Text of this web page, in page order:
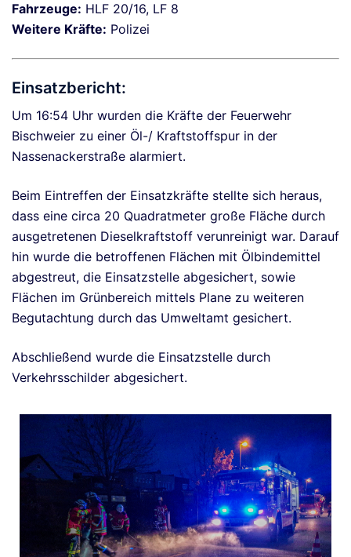
Fahrzeuge: HLF 20/16, LF 8
Weitere Kräfte: Polizei
Einsatzbericht:
Um 16:54 Uhr wurden die Kräfte der Feuerwehr
Bischweier zu einer Öl-/ Kraftstoffspur in der
Nassenackerstraße alarmiert.
Beim Eintreffen der Einsatzkräfte stellte sich heraus,
dass eine circa 20 Quadratmeter große Fläche durch
ausgetretenen Dieselkraftstoff verunreinigt war. Darauf
hin wurde die betroffenen Flächen mit Ölbindemittel
abgestreut, die Einsatzstelle abgesichert, sowie
Flächen im Grünbereich mittels Plane zu weiteren
Begutachtung durch das Umweltamt gesichert.
Abschließend wurde die Einsatzstelle durch
Verkehrsschilder abgesichert.